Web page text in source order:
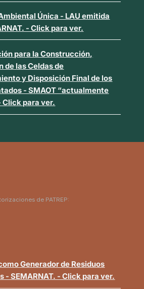
Única - LAU emitida
- Click para ver.
para la Construcción,
de las Celdas de
y Disposición Final de los
- SMAOT “actualmente
Click para ver.
de PATREP:
Generador de Residuos
- SEMARNAT. - Click para ver.